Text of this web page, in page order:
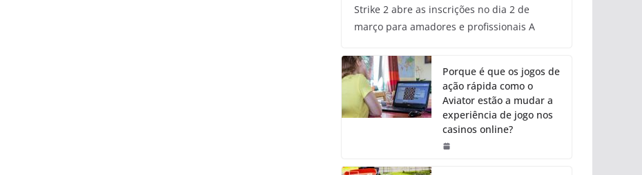
Strike 2 abre as inscrições no dia 2 de
março para amadores e profissionais A
Porque é que os jogos de
ação rápida como o
Aviator estão a mudar a
experiência de jogo nos
casinos online?